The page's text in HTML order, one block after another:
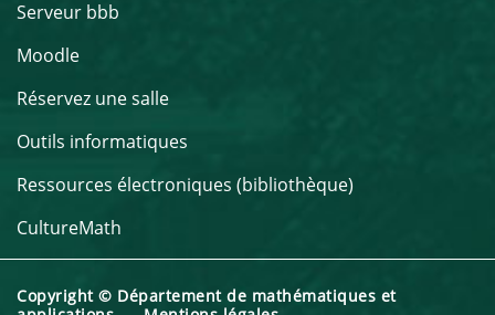
Serveur bbb
Moodle
Réservez une salle
Outils informatiques
Ressources électroniques (bibliothèque)
CultureMath
Copyright © Département de mathématiques et